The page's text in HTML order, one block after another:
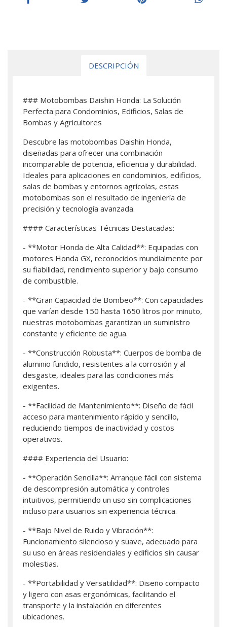
DESCRIPCIÓN
### Motobombas Daishin Honda: La Solución
Perfecta para Condominios, Edificios, Salas de
Bombas y Agricultores
Descubre las motobombas Daishin Honda,
diseñadas para ofrecer una combinación
incomparable de potencia, eficiencia y durabilidad.
Ideales para aplicaciones en condominios, edificios,
salas de bombas y entornos agrícolas, estas
motobombas son el resultado de ingeniería de
precisión y tecnología avanzada.
#### Características Técnicas Destacadas:
- **Motor Honda de Alta Calidad**: Equipadas con
motores Honda GX, reconocidos mundialmente por
su fiabilidad, rendimiento superior y bajo consumo
de combustible.
- **Gran Capacidad de Bombeo**: Con capacidades
que varían desde 150 hasta 1650 litros por minuto,
nuestras motobombas garantizan un suministro
constante y eficiente de agua.
- **Construcción Robusta**: Cuerpos de bomba de
aluminio fundido, resistentes a la corrosión y al
desgaste, ideales para las condiciones más
exigentes.
- **Facilidad de Mantenimiento**: Diseño de fácil
acceso para mantenimiento rápido y sencillo,
reduciendo tiempos de inactividad y costos
operativos.
#### Experiencia del Usuario:
- **Operación Sencilla**: Arranque fácil con sistema
de descompresión automática y controles
intuitivos, permitiendo un uso sin complicaciones
incluso para usuarios sin experiencia técnica.
- **Bajo Nivel de Ruido y Vibración**:
Funcionamiento silencioso y suave, adecuado para
su uso en áreas residenciales y edificios sin causar
molestias.
- **Portabilidad y Versatilidad**: Diseño compacto
y ligero con asas ergonómicas, facilitando el
transporte y la instalación en diferentes
ubicaciones.